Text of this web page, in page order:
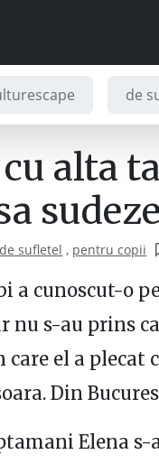
de
alta
de sufletel , pentru copii
a cunoscut-o
nu s-au prins
el a plecat
Din
Elena s-